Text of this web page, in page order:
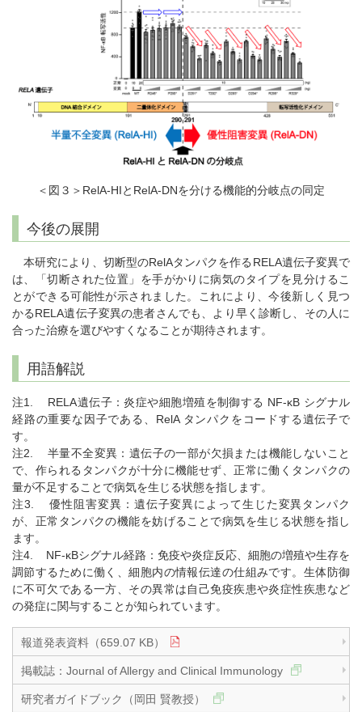
＜図３＞RelA-HIとRelA-DNを分ける機能的分岐点の同定
今後の展開
本研究により、切断型のRelAタンパクを作るRELA遺伝子変異で
は、「切断された位置」を手がかりに病気のタイプを見分けるこ
とができる可能性が示されました。これにより、今後新しく見つ
かるRELA遺伝子変異の患者さんでも、より早く診断し、その人に
合った治療を選びやすくなることが期待されます。
用語解説
注1. RELA遺伝子：炎症や細胞増殖を制御する NF-κB シグナル
経路の重要な因子である、RelA タンパクをコードする遺伝子で
す。
注2. 半量不全変異：遺伝子の一部が欠損または機能しないこと
で、作られるタンパクが十分に機能せず、正常に働くタンパクの
量が不足することで病気を生じる状態を指します。
注3. 優性阻害変異：遺伝子変異によって生じた変異タンパク
が、正常タンパクの機能を妨げることで病気を生じる状態を指し
ます。
注4. NF-κBシグナル経路：免疫や炎症反応、細胞の増殖や生存を
調節するために働く、細胞内の情報伝達の仕組みです。生体防御
に不可欠である一方、その異常は自己免疫疾患や炎症性疾患など
の発症に関与することが知られています。
報道発表資料（659.07 KB）
掲載誌：Journal of Allergy and Clinical Immunology
研究者ガイドブック（岡田 賢教授）